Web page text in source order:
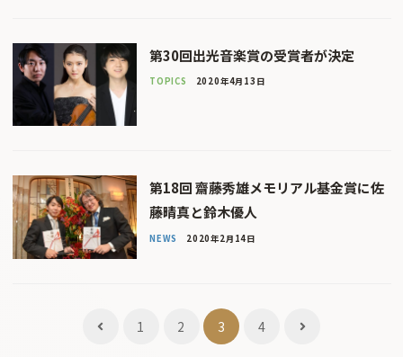
第30回出光音楽賞の受賞者が決定
TOPICS 2020年4月13日
第18回 齋藤秀雄メモリアル基金賞に佐
藤晴真と鈴木優人
NEWS 2020年2月14日
1 2 3 4